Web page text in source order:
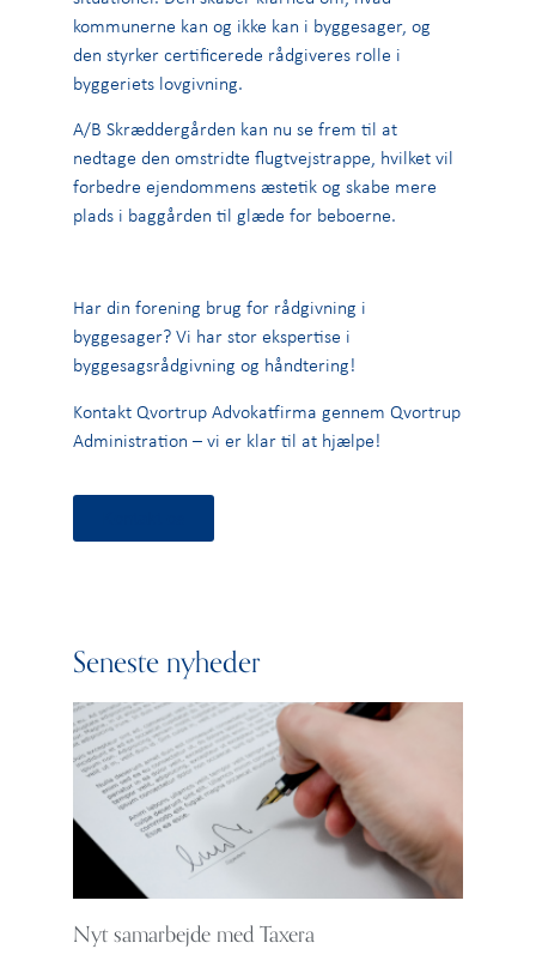
kommunerne kan og ikke kan i byggesager, og
den styrker certificerede rådgiveres rolle i
byggeriets lovgivning.
A/B Skræddergården kan nu se frem til at
nedtage den omstridte flugtvejstrappe, hvilket vil
forbedre ejendommens æstetik og skabe mere
plads i baggården til glæde for beboerne.
Har din forening brug for rådgivning i
byggesager? Vi har stor ekspertise i
byggesagsrådgivning og håndtering!
Kontakt Qvortrup Advokatfirma gennem Qvortrup
Administration – vi er klar til at hjælpe!
Seneste nyheder
Nyt samarbejde med Taxera